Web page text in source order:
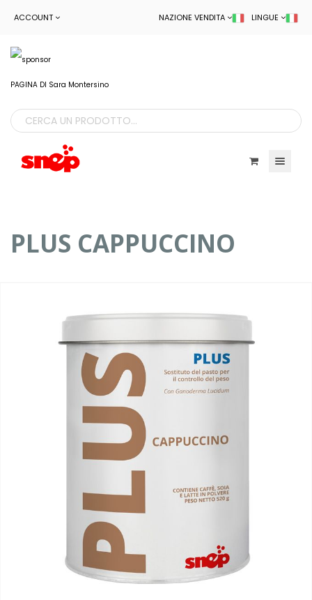
ACCOUNT LINGUE
NAZIONE VENDITA
PAGINA DI Sara Montersino
PLUS CAPPUCCINO